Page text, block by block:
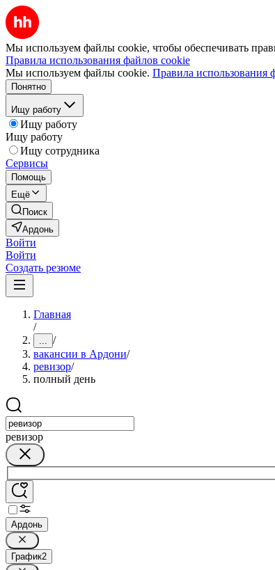
Мы используем файлы cookie, чтобы обеспечивать
Правила использования файлов cookie
Мы используем файлы cookie. Правила использования
Понятно
Ищу работу
Ищу работу
Ищу работу
Ищу сотрудника
Сервисы
Помощь
Ещё
Поиск
Ардонь
Войти
Войти
Создать резюме
Главная
/
... /
вакансии в Ардони/
ревизор/
полный день
ревизор
Ардонь
График2